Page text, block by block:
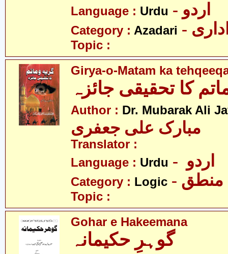
Language : Urdu - اردو
Category : Azadari
Topic :
Girya-o-Matam ka
Author : Dr. Mubarak Ali
مبارک علی جعفری
Translator :
Language : Urdu
Category : Logic - منطق
Topic :
Gohar e Hakeemana
گوہرِ حکیمانہ